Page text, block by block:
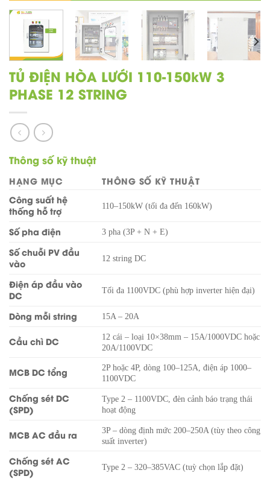
TỦ ĐIỆN HÒA LƯỚI 110-150kW 3
PHASE 12 STRING
Thông số kỹ thuật
HẠNG MỤC
THÔNG SỐ KỸ THUẬT
Công suất hệ
thống hỗ trợ
110–150kW (tối đa đến 160kW)
Số pha điện 3 pha (3P + N + E)
Số chuỗi PV đầu
vào
12 string DC
Điện áp đầu vào
DC
Tối đa 1100VDC (phù hợp inverter hiện đại)
Dòng mỗi string 15A – 20A
Cầu chì DC
12 cái – loại 10×38mm – 15A/1000VDC hoặc
20A/1100VDC
MCB DC tổng
2P hoặc 4P, dòng 100–125A, điện áp 1000–
1100VDC
Chống sét DC
(SPD)
Type 2 – 1100VDC, đèn cảnh báo trạng thái
hoạt động
MCB AC đầu ra
3P – dòng định mức 200–250A (tùy theo công
suất inverter)
Chống sét AC
(SPD)
Type 2 – 320–385VAC (tuỳ chọn lắp đặt)